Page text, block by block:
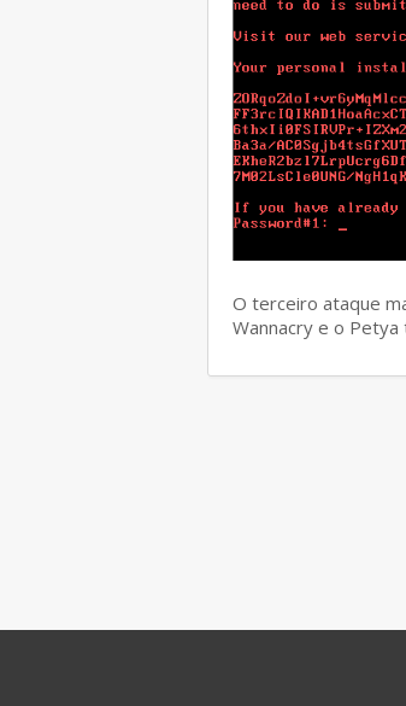
O terceiro ataque
Wannacry e o